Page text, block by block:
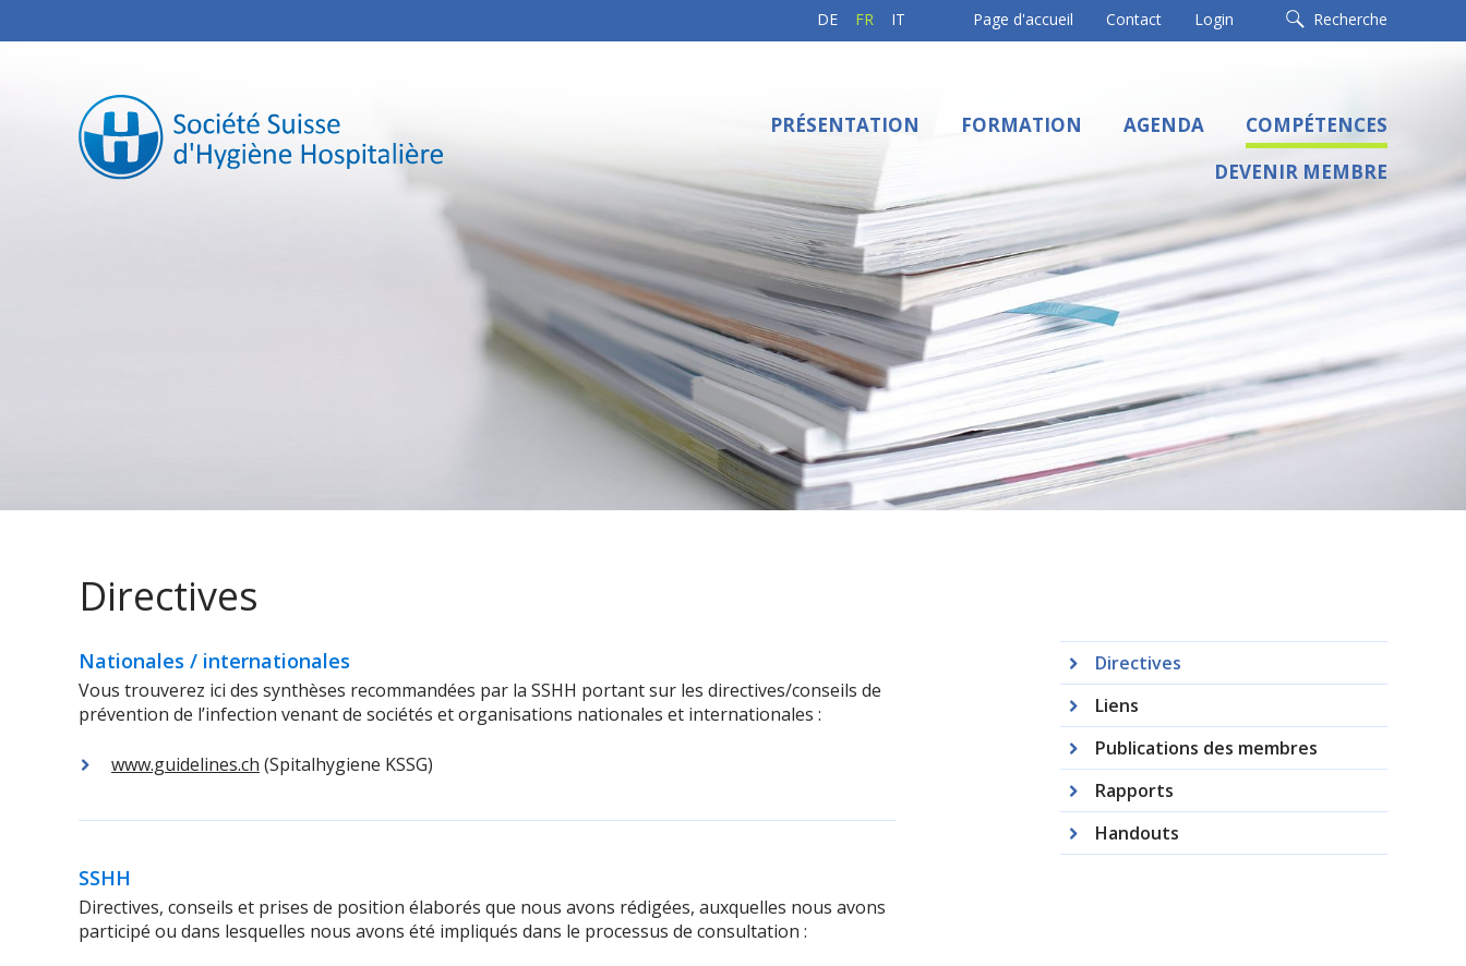
Recherche
Page d'accueil Contact Login
DE FR IT
PRÉSENTATION FORMATION AGENDA
COMPÉTENCES
DEVENIR MEMBRE
Directives
Nationales / internationales
Vous trouverez ici des synthèses recommandées par la SSHH portant sur les directives/conseils de
prévention de l’infection venant de sociétés et organisations nationales et internationales :
www.guidelines.ch (Spitalhygiene KSSG)
SSHH
Directives, conseils et prises de position élaborés que nous avons rédigées, auxquelles nous avons
participé ou dans lesquelles nous avons été impliqués dans le processus de consultation :
Directives
Liens
Publications des membres
Rapports
Handouts